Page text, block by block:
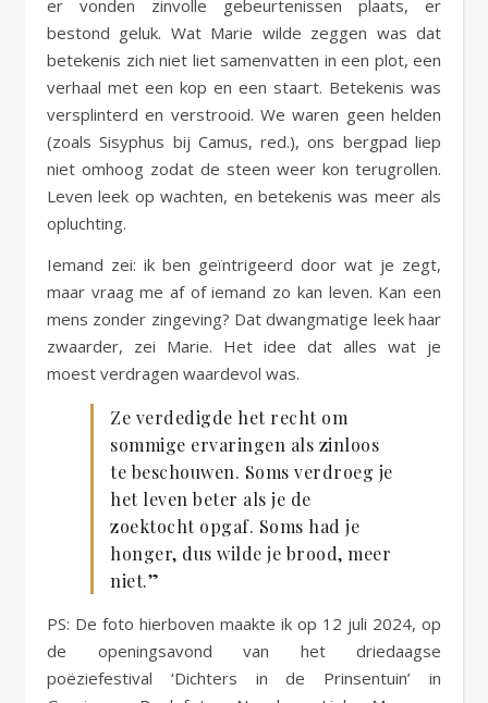
er vonden zinvolle gebeurtenissen plaats, er
bestond geluk. Wat Marie wilde zeggen was dat
betekenis zich niet liet samenvatten in een plot, een
verhaal met een kop en een staart. Betekenis was
versplinterd en verstrooid. We waren geen helden
(zoals Sisyphus bij Camus, red.), ons bergpad liep
niet omhoog zodat de steen weer kon terugrollen.
Leven leek op wachten, en betekenis was meer als
opluchting.
Iemand zei: ik ben geïntrigeerd door wat je zegt,
maar vraag me af of iemand zo kan leven. Kan een
mens zonder zingeving? Dat dwangmatige leek haar
zwaarder, zei Marie. Het idee dat alles wat je
moest verdragen waardevol was.
Ze verdedigde het recht om
sommige ervaringen als zinloos
te beschouwen. Soms verdroeg je
het leven beter als je de
zoektocht opgaf. Soms had je
honger, dus wilde je brood, meer
niet.”
PS: De foto hierboven maakte ik op 12 juli 2024, op
de openingsavond van het driedaagse
poëziefestival ‘Dichters in de Prinsentuin’ in